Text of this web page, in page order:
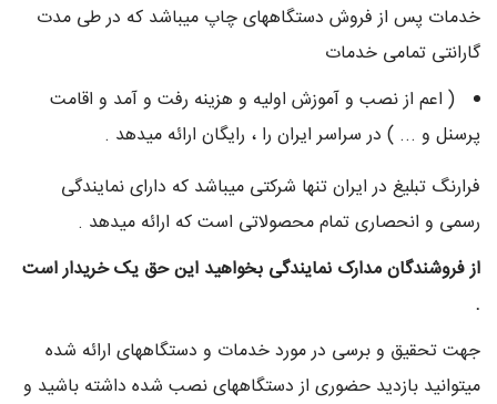
خدمات پس از فروش دستگاههای چاپ میباشد که در طی مدت
گارانتی تمامی خدمات
( اعم از نصب و آموزش اولیه و هزینه رفت و آمد و اقامت
پرسنل و ... ) در سراسر ایران را ، رایگان ارائه میدهد .
فرارنگ تبلیغ در ایران تنها شرکتی میباشد که دارای نمایندگی
رسمی و انحصاری تمام محصولاتی است که ارائه میدهد .
از فروشندگان مدارک نمایندگی بخواهید این حق یک خریدار است
.
جهت تحقیق و برسی در مورد خدمات و دستگاههای ارائه شده
میتوانید بازدید حضوری از دستگاههای نصب شده داشته باشید و